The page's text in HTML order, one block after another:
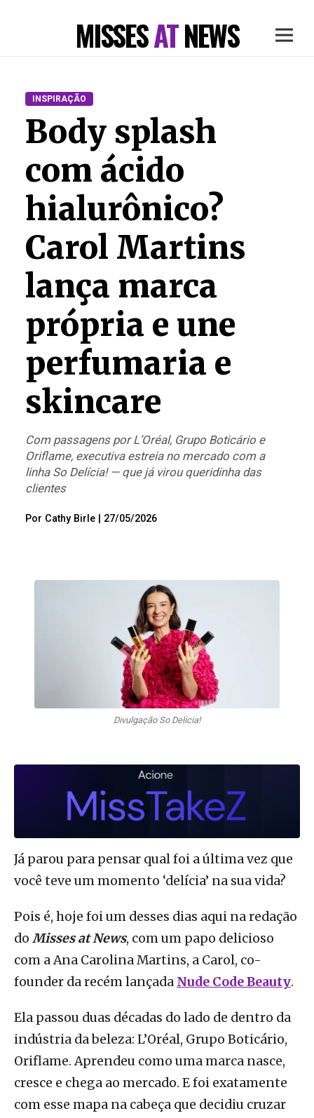
MISSESATNEWS
INSPIRAÇÃO
Body splash
com ácido
hialurônico?
Carol Martins
lança marca
própria e une
perfumaria e
skincare
Com passagens por L’Oréal, Grupo Boticário e
Oriflame, executiva estreia no mercado com a
linha So Delícia! — que já virou queridinha das
clientes
Por Cathy Birle 27/05/2026
Divulgação So Delícia!
Já parou para pensar qual foi a última vez que
você teve um momento ‘delícia’ na sua vida?
Pois é, hoje foi um desses dias aqui na redação
do Misses at News, com um papo delicioso
com a Ana Carolina Martins, a Carol, co-
founder da recém lançada Nude Code Beauty.
Ela passou duas décadas do lado de dentro da
indústria da beleza: L’Oréal, Grupo Boticário,
Oriflame. Aprendeu como uma marca nasce,
cresce e chega ao mercado. E foi exatamente
com esse mapa na cabeça que decidiu cruzar